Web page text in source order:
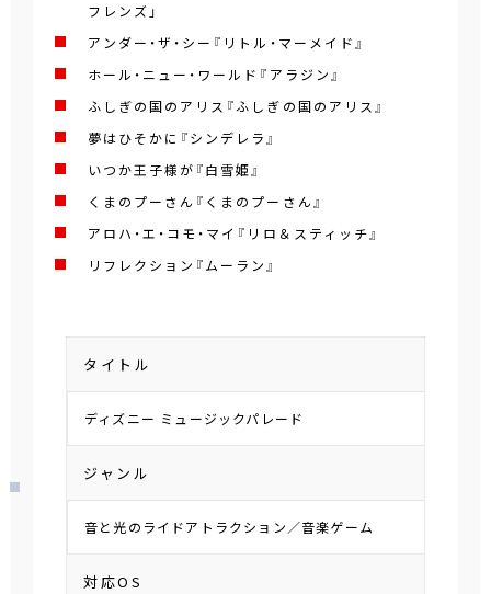
フレンズ」
アンダー・ザ・シー『リトル・マーメイド』
ホール・ニュー・ワールド『アラジン』
ふしぎの国のアリス『ふしぎの国のアリス』
夢はひそかに『シンデレラ』
いつか王子様が『白雪姫』
くまのプーさん『くまのプーさん』
アロハ・エ・コモ・マイ『リロ＆スティッチ』
リフレクション『ムーラン』
タイトル
ディズニー ミュージックパレード
ジャンル
音と光のライドアトラクション／音楽ゲーム
対応OS